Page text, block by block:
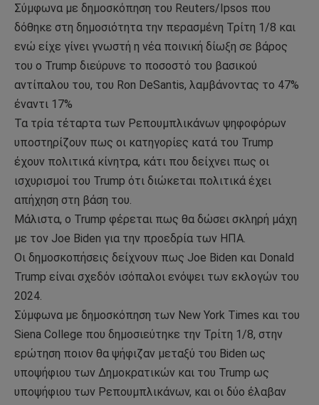
Σύμφωνα με δημοσκόπηση του Reuters/Ipsos που
δόθηκε στη δημοσιότητα την περασμένη Τρίτη 1/8 και
ενώ είχε γίνει γνωστή η νέα ποινική δίωξη σε βάρος
του ο Trump διεύρυνε το ποσοστό του βασικού
αντίπαλου του, του Ron DeSantis, λαμβάνοντας το 47%
έναντι 17%
Τα τρία τέταρτα των Ρεπουμπλικάνων ψηφοφόρων
υποστηρίζουν πως οι κατηγορίες κατά του Trump
έχουν πολιτικά κίνητρα, κάτι που δείχνει πως οι
ισχυρισμοί του Trump ότι διώκεται πολιτικά έχει
απήχηση στη βάση του.
Μάλιστα, ο Trump φέρεται πως θα δώσει σκληρή μάχη
με τον Joe Biden για την προεδρία των ΗΠΑ.
Οι δημοσκοπήσεις δείχνουν πως Joe Biden και Donald
Trump είναι σχεδόν ισόπαλοι ενόψει των εκλογών του
2024.
Σύμφωνα με δημοσκόπηση των New York Times και του
Siena College που δημοσιεύτηκε την Τρίτη 1/8, στην
ερώτηση ποιον θα ψήφιζαν μεταξύ του Biden ως
υποψήφιου των Δημοκρατικών και του Trump ως
υποψήφιου των Ρεπουμπλικάνων, και οι δύο έλαβαν